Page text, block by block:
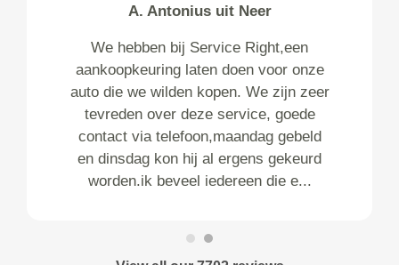
A. Antonius uit Neer
We hebben bij Service Right,een
aankoopkeuring laten doen voor onze
auto die we wilden kopen. We zijn zeer
tevreden over deze service, goede
contact via telefoon,maandag gebeld
en dinsdag kon hij al ergens gekeurd
worden.ik beveel iedereen die e...